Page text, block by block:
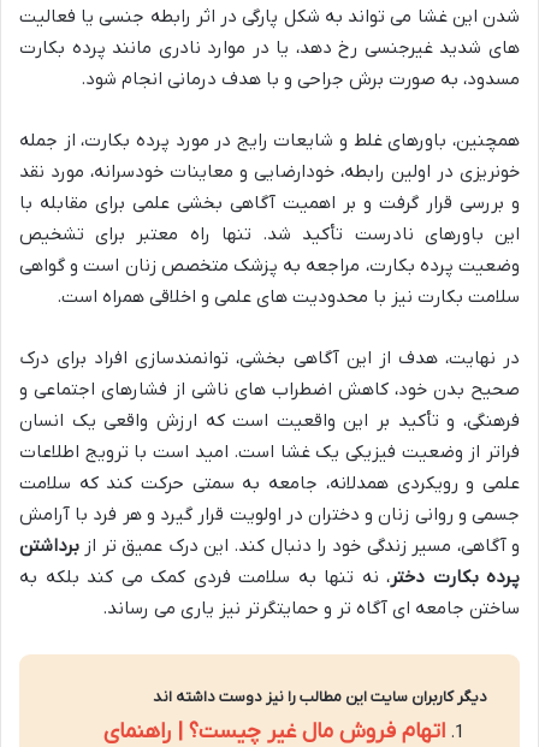
شدن این غشا می تواند به شکل پارگی در اثر رابطه جنسی یا فعالیت
های شدید غیرجنسی رخ دهد، یا در موارد نادری مانند پرده بکارت
مسدود، به صورت برش جراحی و با هدف درمانی انجام شود.
همچنین، باورهای غلط و شایعات رایج در مورد پرده بکارت، از جمله
خونریزی در اولین رابطه، خودارضایی و معاینات خودسرانه، مورد نقد
و بررسی قرار گرفت و بر اهمیت آگاهی بخشی علمی برای مقابله با
این باورهای نادرست تأکید شد. تنها راه معتبر برای تشخیص
وضعیت پرده بکارت، مراجعه به پزشک متخصص زنان است و گواهی
سلامت بکارت نیز با محدودیت های علمی و اخلاقی همراه است.
در نهایت، هدف از این آگاهی بخشی، توانمندسازی افراد برای درک
صحیح بدن خود، کاهش اضطراب های ناشی از فشارهای اجتماعی و
فرهنگی، و تأکید بر این واقعیت است که ارزش واقعی یک انسان
فراتر از وضعیت فیزیکی یک غشا است. امید است با ترویج اطلاعات
علمی و رویکردی همدلانه، جامعه به سمتی حرکت کند که سلامت
جسمی و روانی زنان و دختران در اولویت قرار گیرد و هر فرد با آرامش
و آگاهی، مسیر زندگی خود را دنبال کند. این درک عمیق تر از برداشتن
پرده بکارت دختر، نه تنها به سلامت فردی کمک می کند بلکه به
ساختن جامعه ای آگاه تر و حمایتگرتر نیز یاری می رساند.
دیگر کاربران سایت این مطالب را نیز دوست داشته اند
اتهام فروش مال غیر چیست؟ | راهنمای